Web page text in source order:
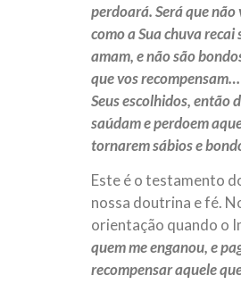
perdoará. Será que não
como a Sua chuva
amam, e não são
que vos
Seus escolhidos, então
saúdam e perdoem
tornarem sábios e
Este é o testamento
nossa doutrina e fé.
orientação quando o
quem me enganou, e
recompensar aquele